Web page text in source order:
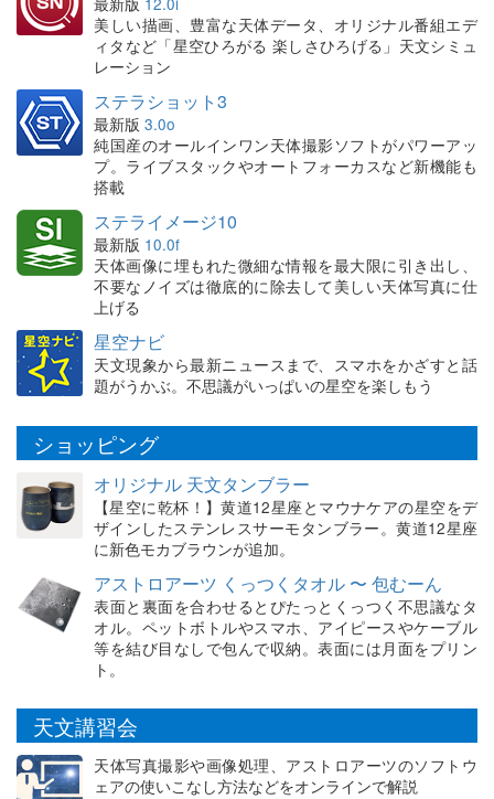
美しい描画、豊富な天体データ、オリジナル番組エデ
ィタなど「星空ひろがる 楽しさひろげる」天文シミュ
レーション
ステラショット3
最新版 3.0o
純国産のオールインワン天体撮影ソフトがパワーアッ
プ。ライブスタックやオートフォーカスなど新機能も
搭載
ステライメージ10
最新版 10.0f
天体画像に埋もれた微細な情報を最大限に引き出し、
不要なノイズは徹底的に除去して美しい天体写真に仕
上げる
星空ナビ
天文現象から最新ニュースまで、スマホをかざすと話
題がうかぶ。不思議がいっぱいの星空を楽しもう
ショッピング
オリジナル 天文タンブラー
【星空に乾杯！】黄道12星座とマウナケアの星空をデ
ザインしたステンレスサーモタンブラー。黄道12星座
に新色モカブラウンが追加。
アストロアーツ くっつくタオル 〜 包むーん
表面と裏面を合わせるとぴたっとくっつく不思議なタ
オル。ペットボトルやスマホ、アイピースやケーブル
等を結び目なしで包んで収納。表面には月面をプリン
ト。
天文講習会
天体写真撮影や画像処理、アストロアーツのソフトウ
ェアの使いこなし方法などをオンラインで解説